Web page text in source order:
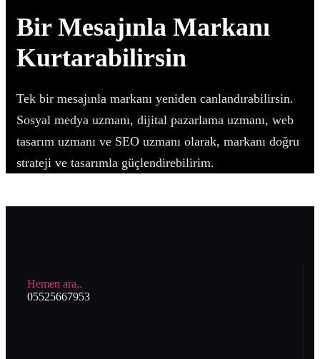
Bir Mesajınla Markanı
Kurtarabilirsin
Tek bir mesajınla markanı yeniden canlandırabilirsin.
Sosyal medya uzmanı, dijital pazarlama uzmanı, web
tasarım uzmanı ve SEO uzmanı olarak, markanı doğru
strateji ve tasarımla güçlendirebilirim.
Hemen ara..
05525667953